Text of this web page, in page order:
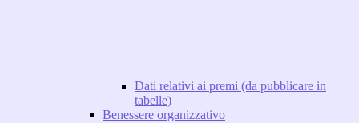
Dati relativi ai premi (da pubblicare in
tabelle)
Benessere organizzativo